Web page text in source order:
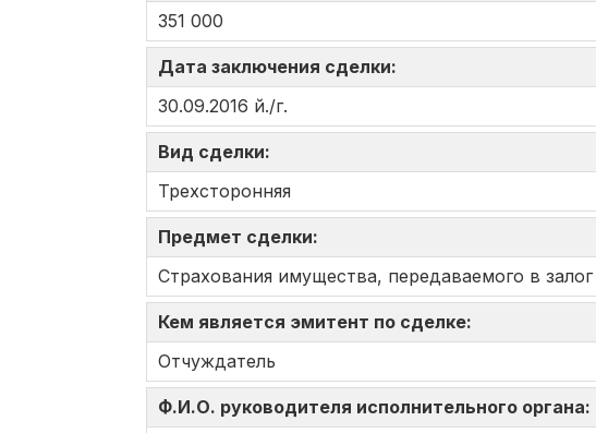
351 000
Дата заключения сделки:
30.09.2016 й./г.
Вид сделки:
Трехсторонняя
Предмет сделки:
Страхования имущества, передаваемого в залог
Кем является эмитент по сделке:
Отчуждатель
Ф.И.О. руководителя исполнительного органа: